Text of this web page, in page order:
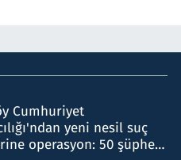
Cumhuriyet
yeni nesil suç
operasyon: 50 şüpheli